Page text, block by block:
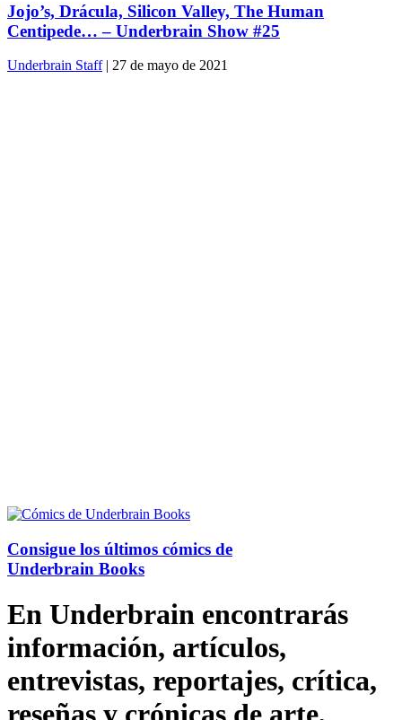
Jojo’s, Drácula, Silicon Valley, The Human
Centipede… – Underbrain Show #25
Underbrain Staff| 27 de mayo de 2021
Consigue los últimos cómics de
Underbrain Books
En Underbrain encontrarás
información, artículos,
entrevistas, reportajes, crítica,